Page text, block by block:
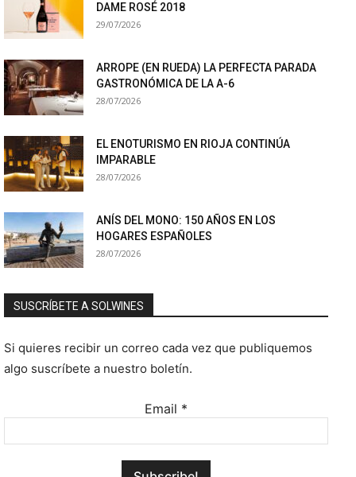
DAME ROSÉ 2018
29/07/2026
ARROPE (EN RUEDA) LA PERFECTA PARADA
GASTRONÓMICA DE LA A-6
28/07/2026
EL ENOTURISMO EN RIOJA CONTINÚA
IMPARABLE
28/07/2026
ANÍS DEL MONO: 150 AÑOS EN LOS
HOGARES ESPAÑOLES
28/07/2026
SUSCRÍBETE A SOLWINES
Si quieres recibir un correo cada vez que publiquemos
algo suscríbete a nuestro boletín.
Email *